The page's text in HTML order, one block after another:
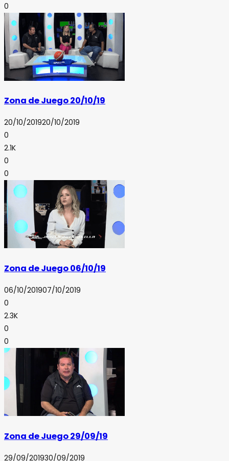
0
Zona de Juego 20/10/19
20/10/201920/10/2019
0
2.1K
0
0
Zona de Juego 06/10/19
06/10/201907/10/2019
0
2.3K
0
0
Zona de Juego 29/09/19
29/09/201930/09/2019